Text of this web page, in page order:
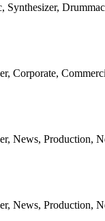
Synthesizer,
Corporate,
News, Production,
News, Production,